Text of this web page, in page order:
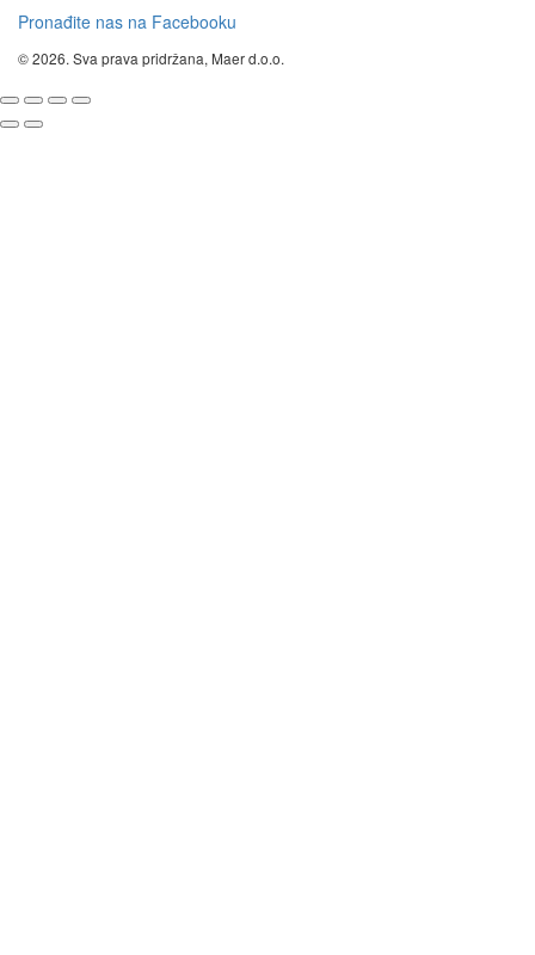
Pronađite nas na Facebooku
© 2026. Sva prava pridržana, Maer d.o.o.